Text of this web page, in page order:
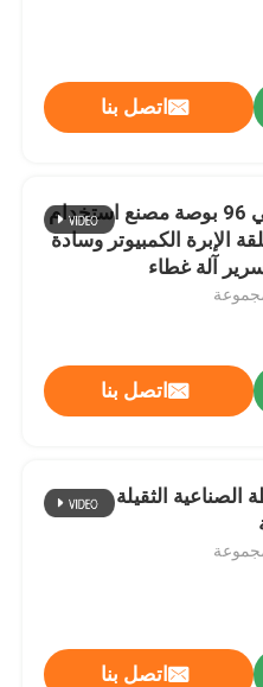
المحوسبة
اتصل بنا
أوتوماتيكي 96 بوصة مصنع استخدام
الإبرة الكمبيوتر وسادة
آلة غطاء
اتصل بنا
الصناعية الثقيلة
اتصل بنا